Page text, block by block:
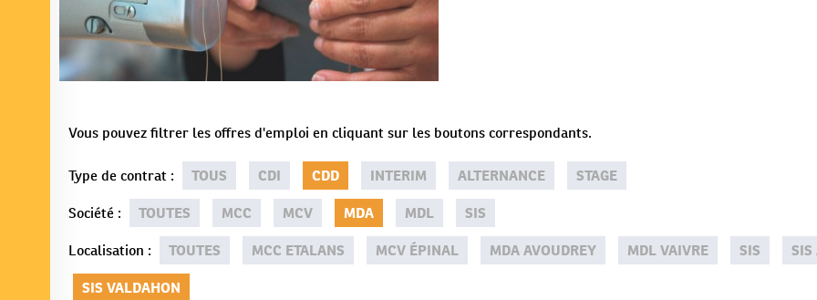
Vous pouvez filtrer les offres d'emploi en cliquant sur les boutons correspondants.
Type de contrat : TOUS CDI CDD INTERIM ALTERNANCE
STAGE
Société : TOUTES MCC MCV MDA MDL
SIS
Localisation : TOUTES MCC ETALANS MCV ÉPINAL MDA AVOUDREY MDL VAIVRE SIS
SIS
SIS VALDAHON